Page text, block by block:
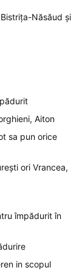
Năsăud și
Aiton
sa pun orice
ori Vrancea,
împădurit în
in scopul